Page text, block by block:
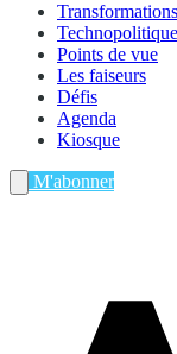
Technopolitique
Points de vue
Les faiseurs
Défis
Agenda
Kiosque
M'abonner